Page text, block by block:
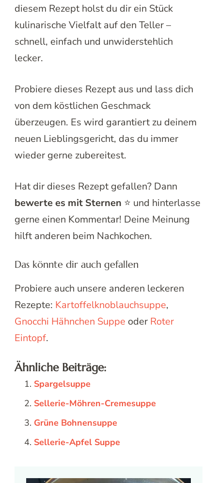
diesem Rezept holst du dir ein Stück
kulinarische Vielfalt auf den Teller –
schnell, einfach und unwiderstehlich
lecker.
Probiere dieses Rezept aus und lass dich
von dem köstlichen Geschmack
überzeugen. Es wird garantiert zu deinem
neuen Lieblingsgericht, das du immer
wieder gerne zubereitest.
Hat dir dieses Rezept gefallen? Dann
bewerte es mit Sternen ⭐ und hinterlasse
gerne einen Kommentar! Deine Meinung
hilft anderen beim Nachkochen.
Das könnte dir auch gefallen
Probiere auch unsere anderen leckeren
Rezepte: Kartoffelknoblauchsuppe,
Gnocchi Hähnchen Suppe oder Roter
Eintopf.
Ähnliche Beiträge:
Spargelsuppe
Sellerie-Möhren-Cremesuppe
Grüne Bohnensuppe
Sellerie-Apfel Suppe